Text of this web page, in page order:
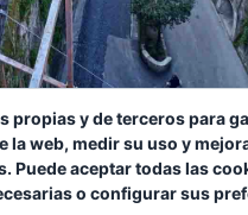
visitarla?
propias y de terceros para
la web, medir su uso y
Puede aceptar todas las
o configurar sus